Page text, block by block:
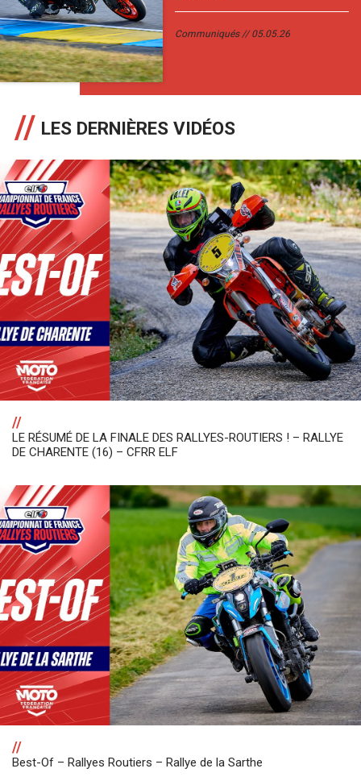
Communiqués 05.05.26
LES DERNIÈRES VIDÉOS
//
LE RÉSUMÉ DE LA FINALE DES RALLYES-ROUTIERS ! – RALLYE
DE CHARENTE (16) – CFRR ELF
//
Best-Of – Rallyes Routiers – Rallye de la Sarthe